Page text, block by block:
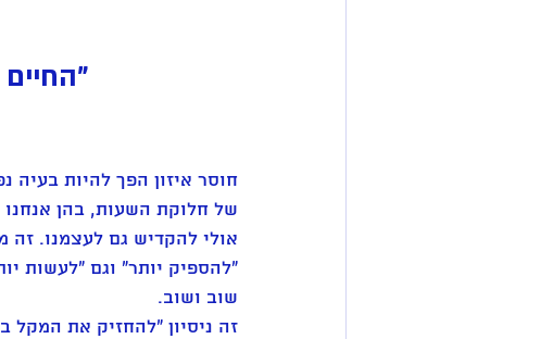
"החיים
חוסר איזון הפך להיות בעיה
של חלוקת השעות, בהן אנחנו
אולי להקדיש גם לעצמנו. זה
"להספיק יותר" וגם "לעשות
שוב ושוב.
זה ניסיון "להחזיק את המקל